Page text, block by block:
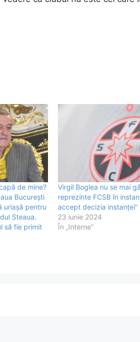
de mine?
București
uriașă pentru
Steaua.
să fie primit
Virgil Boglea nu se mai
reprezinte FCSB în
accept decizia instanței”
23 iunie 2024
În „Interne”